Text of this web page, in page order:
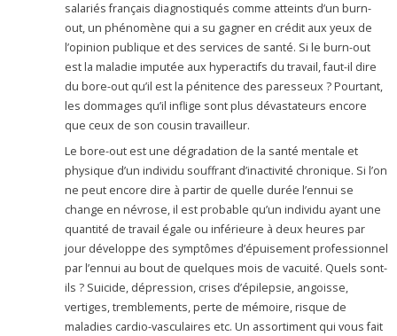
salariés français diagnostiqués comme atteints d’un burn-
out, un phénomène qui a su gagner en crédit aux yeux de
l’opinion publique et des services de santé. Si le burn-out
est la maladie imputée aux hyperactifs du travail, faut-il dire
du bore-out qu’il est la pénitence des paresseux ? Pourtant,
les dommages qu’il inflige sont plus dévastateurs encore
que ceux de son cousin travailleur.
Le bore-out est une dégradation de la santé mentale et
physique d’un individu souffrant d’inactivité chronique. Si l’on
ne peut encore dire à partir de quelle durée l’ennui se
change en névrose, il est probable qu’un individu ayant une
quantité de travail égale ou inférieure à deux heures par
jour développe des symptômes d’épuisement professionnel
par l’ennui au bout de quelques mois de vacuité. Quels sont-
ils ? Suicide, dépression, crises d’épilepsie, angoisse,
vertiges, tremblements, perte de mémoire, risque de
maladies cardio-vasculaires etc. Un assortiment qui vous fait